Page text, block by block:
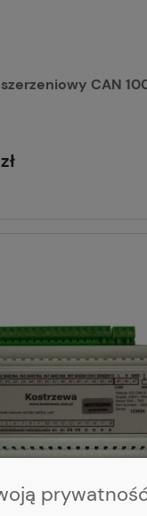
CAN